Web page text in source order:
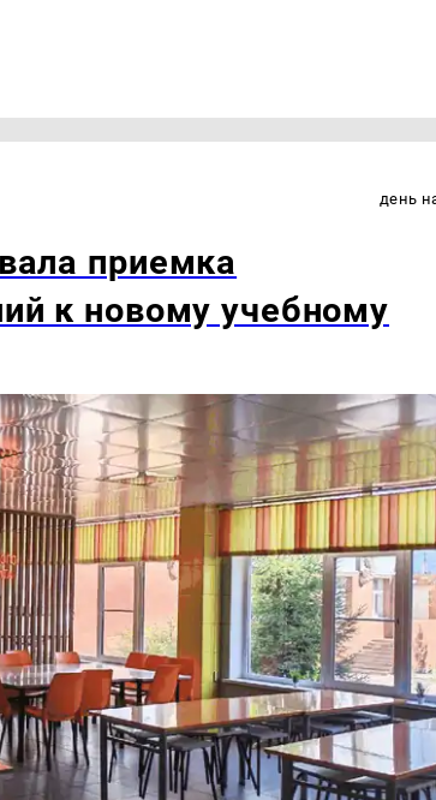
день
приемка
к новому учебному